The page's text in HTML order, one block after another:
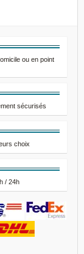
ou en point
sécurisés
choix
/ 24h